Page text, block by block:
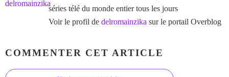
séries télé du monde entier tous les jours
Voir le profil de delromainzika sur le portail Overblog
COMMENTER CET ARTICLE